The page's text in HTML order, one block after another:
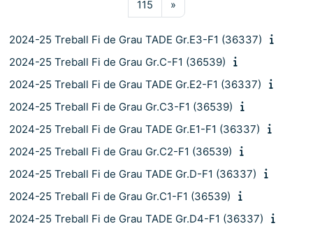
115Pàgina 115
»Pàgina següent
2024-25 Treball Fi de Grau TADE Gr.E3-F1 (36337)
2024-25 Treball Fi de Grau Gr.C-F1 (36539)
2024-25 Treball Fi de Grau TADE Gr.E2-F1 (36337)
2024-25 Treball Fi de Grau Gr.C3-F1 (36539)
2024-25 Treball Fi de Grau TADE Gr.E1-F1 (36337)
2024-25 Treball Fi de Grau Gr.C2-F1 (36539)
2024-25 Treball Fi de Grau TADE Gr.D-F1 (36337)
2024-25 Treball Fi de Grau Gr.C1-F1 (36539)
2024-25 Treball Fi de Grau TADE Gr.D4-F1 (36337)